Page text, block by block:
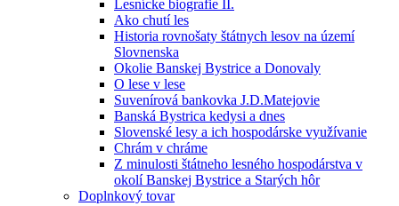
Lesnícke biografie II.
Ako chutí les
Historia rovnošaty štátnych lesov na území
Slovnenska
Okolie Banskej Bystrice a Donovaly
O lese v lese
Suvenírová bankovka J.D.Matejovie
Banská Bystrica kedysi a dnes
Slovenské lesy a ich hospodárske využívanie
Chrám v chráme
Z minulosti štátneho lesného hospodárstva v
okolí Banskej Bystrice a Starých hôr
Doplnkový tovar